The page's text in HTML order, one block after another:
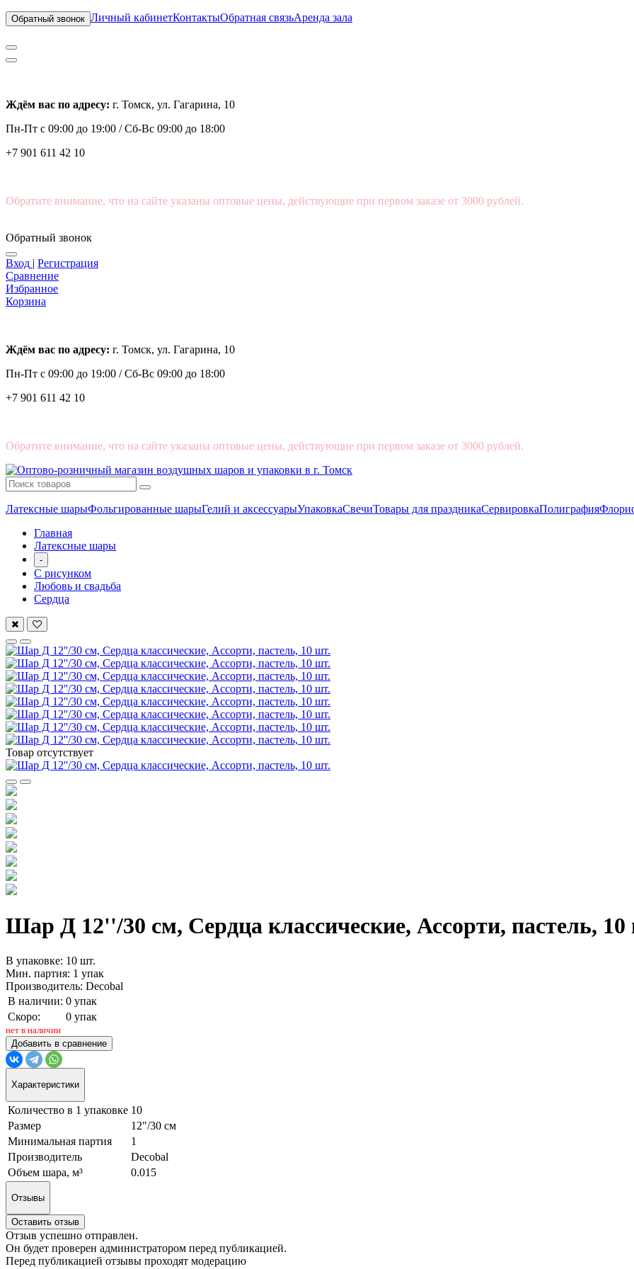
Обратный звонок Личный кабинетКонтактыОбратная связьАренда зала
Ждём вас по адресу: г. Томск, ул. Гагарина, 10
Пн-Пт с 09:00 до 19:00 /Сб-Вс 09:00 до 18:00
+7 901 611 42 10
Обратите внимание, что на сайте указаны оптовые цены, действующие при первом заказе от 3000 рублей.
Обратный звонок
Вход | Регистрация
Сравнение
Избранное
Корзина
Ждём вас по адресу: г. Томск, ул. Гагарина, 10
Пн-Пт с 09:00 до 19:00 /Сб-Вс 09:00 до 18:00
+7 901 611 42 10
Обратите внимание, что на сайте указаны оптовые цены, действующие при первом заказе от 3000 рублей.
Латексные шарыФольгированные шарыГелий и аксессуарыУпаковкаСвечиТовары для праздникаСервировкаПолиграфия
Главная
Латексные шары
-
С рисунком
Любовь и свадьба
Сердца
Товар отсутствует
Шар Д 12''/30 см, Сердца классические, Ассорти, пастель,
В упаковке: 10 шт.
Мин. партия: 1 упак
Производитель: Decobal
В наличии: 0 упак
Скоро:
0 упак
нет в наличии
Добавить в сравнение
Характеристики
Количество в 1 упаковке 10
Размер
12"/30 см
Минимальная партия
1
Производитель
Decobal
Объем шара, м³
0.015
Отзывы
Оставить отзыв
Отзыв успешно отправлен.
Он будет проверен администратором перед публикацией.
Перед публикацией отзывы проходят модерацию